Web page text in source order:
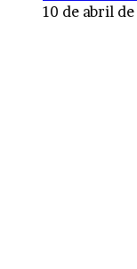
10 de abril